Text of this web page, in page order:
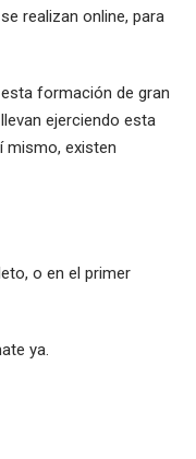
realizan online, para
formación de gran
ejerciendo esta
mismo, existen
o en el primer
ya.